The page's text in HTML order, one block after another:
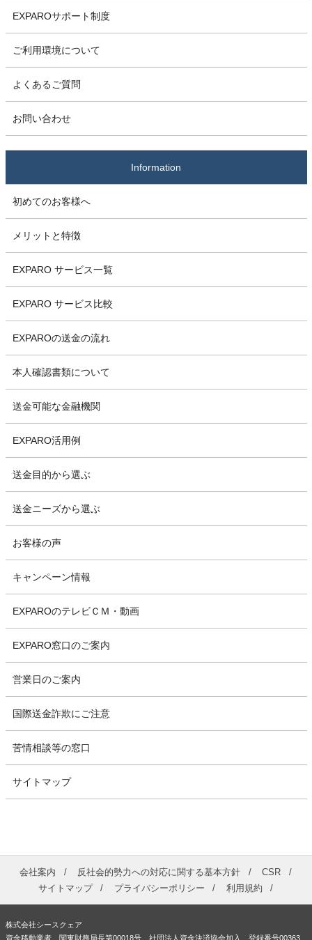
EXPAROサポート制度
ご利用環境について
よくあるご質問
お問い合わせ
Information
初めてのお客様へ
メリットと特徴
EXPARO サービス一覧
EXPARO サービス比較
EXPAROの送金の流れ
本人確認書類について
送金可能な金融機関
EXPARO活用例
送金目的から選ぶ
送金ニーズから選ぶ
お客様の声
キャンペーン情報
EXPAROのテレビＣＭ・動画
EXPARO窓口のご案内
営業日のご案内
国際送金詐欺にご注意
苦情相談等の窓口
サイトマップ
会社案内 反社会的勢力への対応に関する基本方針
CSR
サイトマップ
プライバシーポリシー 利用規約
株式会社シースクェア
資金移動業者 関東財務局長第00018号 社団法人資金決済協会加入 登録番号00363